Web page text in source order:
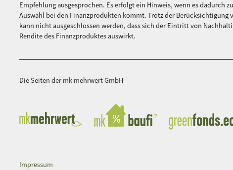
Empfehlung ausgesprochen. Es erfolgt ein Hinweis, wenn es dadurch
Auswahl bei den Finanzprodukten kommt. Trotz der Berücksichtigung
kann nicht ausgeschlossen werden, dass sich der Eintritt von
Rendite des Finanzproduktes auswirkt.
Die Seiten der mk mehrwert GmbH
Impressum